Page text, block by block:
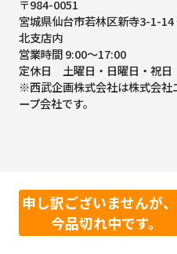
申し訳ございませんが
今品切れ中です。
〒984-0051
宮城県仙台市若林区新寺3-1-
北支店内
営業時間 9:00～17:00
定休日 土曜日・日曜日・祝日
※西武企画株式会社は株式会社
ープ会社です。